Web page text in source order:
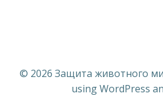
© 2026 Защита животного
using WordPress